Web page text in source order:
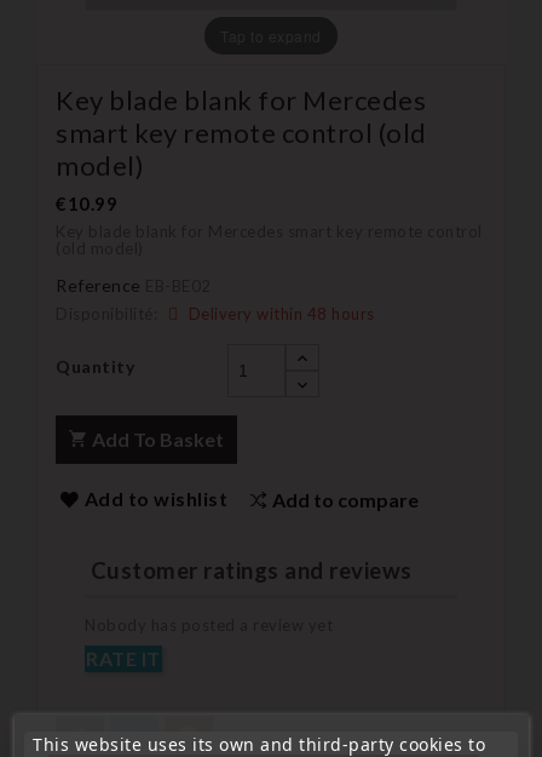
Key blade blank for Mercedes
smart key remote control (old
model)
€10.99
Reference
Delivery within 48 hours
Quantity
Add To Basket
Add to wishlist Add to compare
Customer ratings and reviews
RATE IT
This website uses its own and third-party cookies to